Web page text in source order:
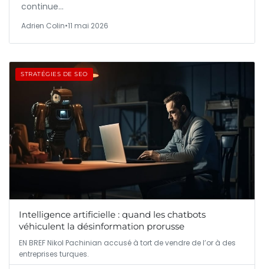
continue…
Adrien Colin•11 mai 2026
STRATÉGIES DE SEO
Intelligence artificielle : quand les chatbots
véhiculent la désinformation prorusse
EN BREF Nikol Pachinian accusé à tort de vendre de l’or à des
entreprises turques.